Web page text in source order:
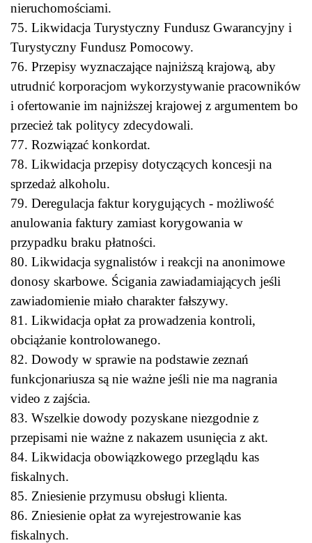
nieruchomościami.
75. Likwidacja Turystyczny Fundusz Gwarancyjny i
Turystyczny Fundusz Pomocowy.
76. Przepisy wyznaczające najniższą krajową, aby
utrudnić korporacjom wykorzystywanie pracowników
i ofertowanie im najniższej krajowej z argumentem bo
przecież tak politycy zdecydowali.
77. Rozwiązać konkordat.
78. Likwidacja przepisy dotyczących koncesji na
sprzedaż alkoholu.
79. Deregulacja faktur korygujących - możliwość
anulowania faktury zamiast korygowania w
przypadku braku płatności.
80. Likwidacja sygnalistów i reakcji na anonimowe
donosy skarbowe. Ścigania zawiadamiających jeśli
zawiadomienie miało charakter fałszywy.
81. Likwidacja opłat za prowadzenia kontroli,
obciążanie kontrolowanego.
82. Dowody w sprawie na podstawie zeznań
funkcjonariusza są nie ważne jeśli nie ma nagrania
video z zajścia.
83. Wszelkie dowody pozyskane niezgodnie z
przepisami nie ważne z nakazem usunięcia z akt.
84. Likwidacja obowiązkowego przeglądu kas
fiskalnych.
85. Zniesienie przymusu obsługi klienta.
86. Zniesienie opłat za wyrejestrowanie kas
fiskalnych.